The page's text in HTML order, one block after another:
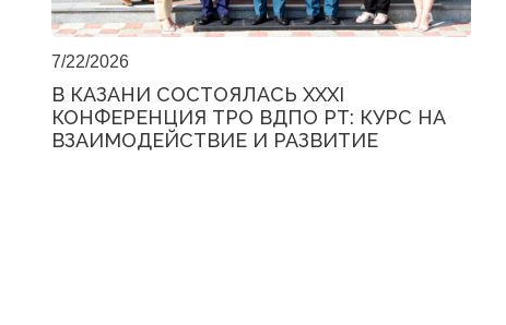
7/22/2026
В КАЗАНИ СОСТОЯЛАСЬ XXXI
КОНФЕРЕНЦИЯ ТРО ВДПО РТ: КУРС НА
ВЗАИМОДЕЙСТВИЕ И РАЗВИТИЕ